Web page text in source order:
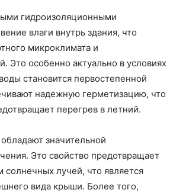
гидроизоляционными
влаги внутрь здания, что
микроклимата и
Это особенно актуально в условиях
становится первостепенной
надежную герметизацию, что
перегрев в летний.
значительной
Это свойство предотвращает
лучей, что является
вида крыши. Более того,